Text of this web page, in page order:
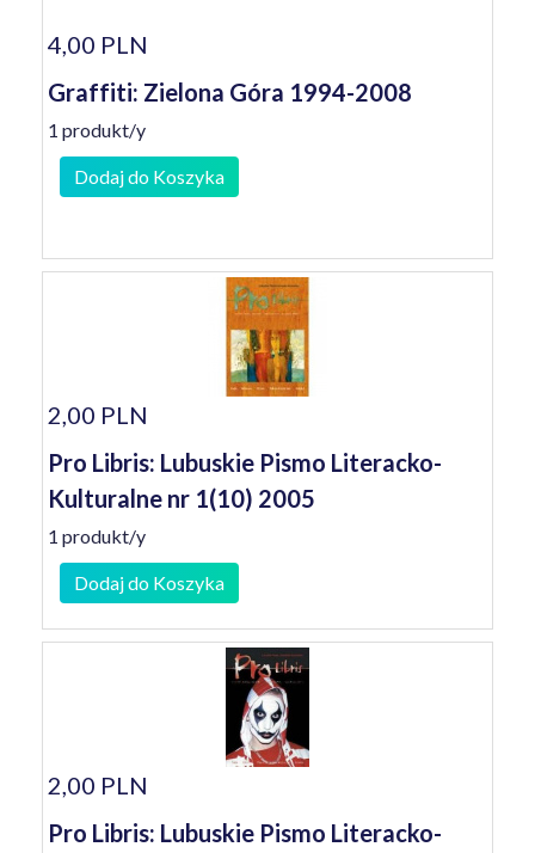
4,00 PLN
Graffiti: Zielona Góra 1994-2008
1 produkt/y
Dodaj do Koszyka
2,00 PLN
Pro Libris: Lubuskie Pismo Literacko-
Kulturalne nr 1(10) 2005
1 produkt/y
Dodaj do Koszyka
2,00 PLN
Pro Libris: Lubuskie Pismo Literacko-